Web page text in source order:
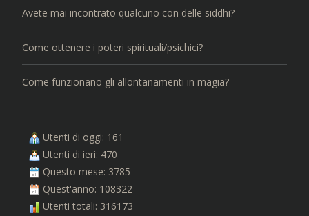
Avete mai incontrato qualcuno con delle siddhi?
Come ottenere i poteri spirituali/psichici?
Come funzionano gli allontanamenti in magia?
Utenti di oggi: 161
Utenti di ieri: 470
Questo mese: 3785
Quest'anno: 108322
Utenti totali: 316173